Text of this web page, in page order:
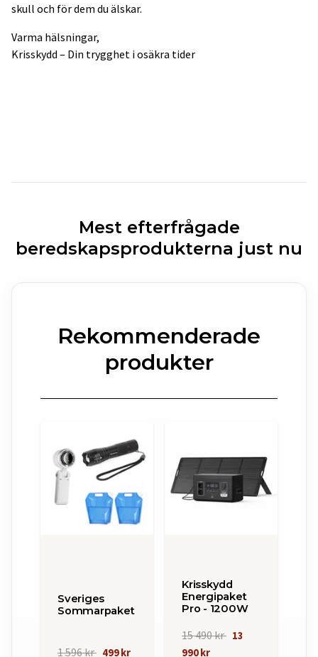
skull och för dem du älskar.
Varma hälsningar,
Krisskydd – Din trygghet i osäkra tider
Mest efterfrågade
beredskapsprodukterna just nu
Rekommenderade
produkter
Sveriges
Sommarpaket
1 596 kr 499 kr
Krisskydd
Energipaket
Pro - 1200W
15 490 kr 13
990 kr